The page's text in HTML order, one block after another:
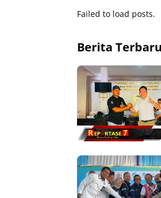
Failed to load posts.
Berita Terbaru